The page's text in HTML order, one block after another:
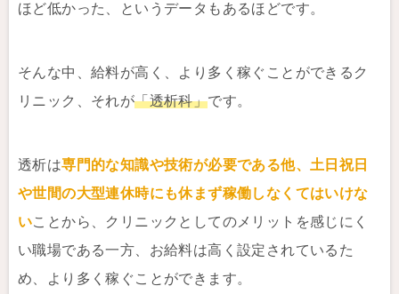
ほど低かった、というデータもあるほどです。
そんな中、給料が高く、より多く稼ぐことができるク
リニック、それが「透析科」です。
透析は専門的な知識や技術が必要である他、土日祝日
や世間の大型連休時にも休まず稼働しなくてはいけな
いことから、クリニックとしてのメリットを感じにく
い職場である一方、お給料は高く設定されているた
め、より多く稼ぐことができます。